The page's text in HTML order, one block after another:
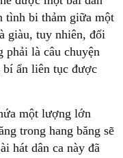
tình bi thảm giữa một
giàu, tuy nhiên, đối
phải là câu chuyện
bí ẩn liên tục được
một lượng lớn
trong hang băng sẽ
hát dân ca này đã